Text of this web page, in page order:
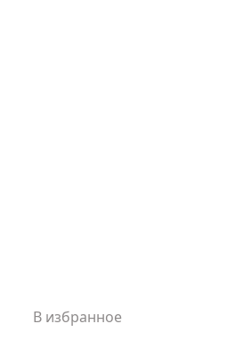
В избранное